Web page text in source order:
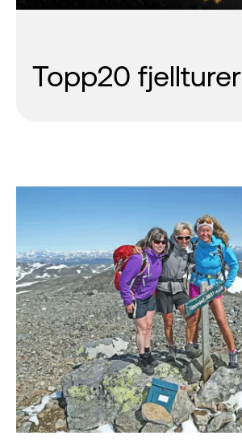
Topp20 fjellturer